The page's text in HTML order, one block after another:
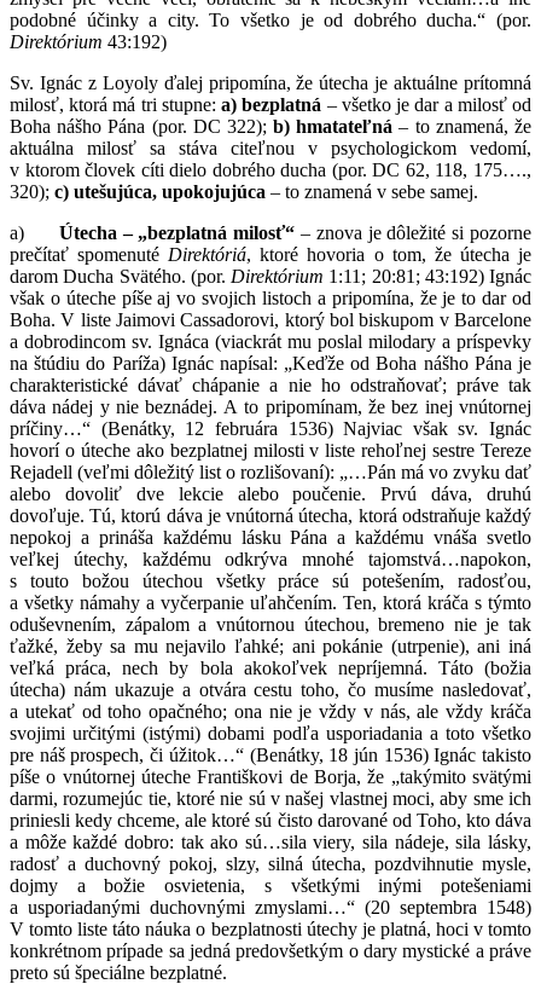
podobné účinky a city. To všetko je od dobrého ducha.“ (por.
Direktórium 43:192)
Sv. Ignác z Loyoly ďalej pripomína, že útecha je aktuálne prítomná
milosť, ktorá má tri stupne:a) bezplatná – všetko je dar a milosť od
Boha nášho Pána (por. DC 322);b) hmatateľná – to znamená, že
aktuálna milosť sa stáva citeľnou v psychologickom vedomí,
v ktorom človek cíti dielo dobrého ducha (por. DC 62, 118, 175….,
320); c) utešujúca, upokojujúca – to znamená v sebe samej.
a) Útecha – „bezplatná milosť“ – znova je dôležité si pozorne
prečítať spomenuté Direktóriá, ktoré hovoria o tom, že útecha je
darom Ducha Svätého. (por. Direktórium 1:11; 20:81; 43:192) Ignác
však o úteche píše aj vo svojich listoch a pripomína, že je to dar od
Boha. V liste Jaimovi Cassadorovi, ktorý bol biskupom v Barcelone
a dobrodincom sv. Ignáca (viackrát mu poslal milodary a príspevky
na štúdiu do Paríža) Ignác napísal: „Keďže od Boha nášho Pána je
charakteristické dávať chápanie a nie ho odstraňovať; práve tak
dáva nádej y nie beznádej. A to pripomínam, že bez inej vnútornej
príčiny…“ (Benátky, 12 februára 1536) Najviac však sv. Ignác
hovorí o úteche ako bezplatnej milosti v liste rehoľnej sestre Tereze
Rejadell (veľmi dôležitý list o rozlišovaní): „…Pán má vo zvyku dať
alebo dovoliť dve lekcie alebo poučenie. Prvú dáva, druhú
dovoľuje. Tú, ktorú dáva je vnútorná útecha, ktorá odstraňuje každý
nepokoj a prináša každému lásku Pána a každému vnáša svetlo
veľkej útechy, každému odkrýva mnohé tajomstvá…napokon,
s touto božou útechou všetky práce sú potešením, radosťou,
a všetky námahy a vyčerpanie uľahčením. Ten, ktorá kráča s týmto
oduševnením, zápalom a vnútornou útechou, bremeno nie je tak
ťažké, žeby sa mu nejavilo ľahké; ani pokánie (utrpenie), ani iná
veľká práca, nech by bola akokoľvek nepríjemná. Táto (božia
útecha) nám ukazuje a otvára cestu toho, čo musíme nasledovať,
a utekať od toho opačného; ona nie je vždy v nás, ale vždy kráča
svojimi určitými (istými) dobami podľa usporiadania a toto všetko
pre náš prospech, či úžitok…“ (Benátky, 18 jún 1536) Ignác takisto
píše o vnútornej úteche Františkovi de Borja, že „takýmito svätými
darmi, rozumejúc tie, ktoré nie sú v našej vlastnej moci, aby sme ich
priniesli kedy chceme, ale ktoré sú čisto darované od Toho, kto dáva
a môže každé dobro: tak ako sú…sila viery, sila nádeje, sila lásky,
radosť a duchovný pokoj, slzy, silná útecha, pozdvihnutie mysle,
dojmy a božie osvietenia, s všetkými inými potešeniami
a usporiadanými duchovnými zmyslami…“ (20 septembra 1548)
V tomto liste táto náuka o bezplatnosti útechy je platná, hoci v tomto
konkrétnom prípade sa jedná predovšetkým o dary mystické a práve
preto sú špeciálne bezplatné.